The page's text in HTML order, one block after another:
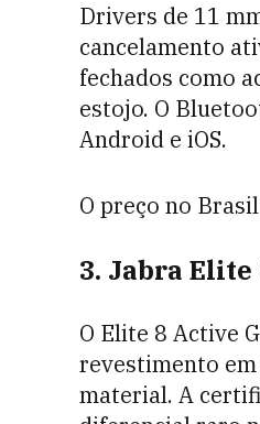
Drivers de 11
cancelamento
fechados como
estojo. O
Android e iOS.
O preço no
3. Jabra
O Elite 8 Active
revestimento
material. A